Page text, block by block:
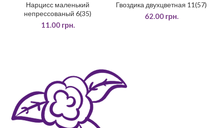
Нарцисс маленький
непрессованый 6(35)
11.00 грн.
Гвоздика двухцветная 11(57)
62.00 грн.